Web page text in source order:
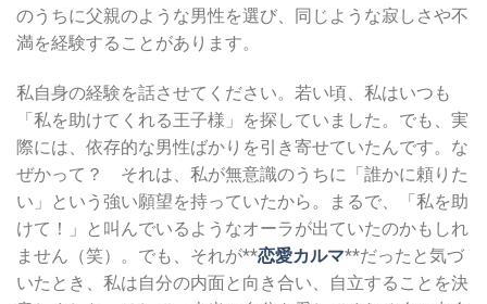
のうちに父親のような男性を選び、同じような寂しさや不
満を経験することがあります。
私自身の経験を話させてください。若い頃、私はいつも
「私を助けてくれる王子様」を探していました。でも、実
際には、依存的な男性ばかりを引き寄せていたんです。な
ぜかって？ それは、私が無意識のうちに「誰かに頼りた
い」という強い願望を持っていたから。まるで、「私を助
けて！」と叫んでいるようなオーラが出ていたのかもしれ
ません（笑）。でも、それが**恋愛カルマ**だったと気づ
いたとき、私は自分の内面と向き合い、自立することを決